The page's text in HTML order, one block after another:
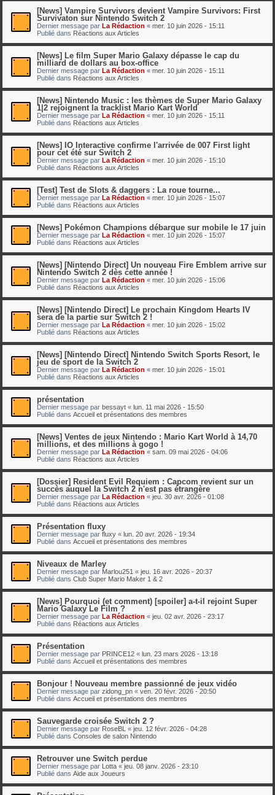
[News] Vampire Survivors devient Vampire Survivors: First
Survivaton sur Nintendo Switch 2
Dernier message par La Rédaction « mer. 10 juin 2026 - 15:11
Publié dans Réactions aux Articles
[News] Le film Super Mario Galaxy dépasse le cap du
milliard de dollars au box-office
Dernier message par La Rédaction « mer. 10 juin 2026 - 15:11
Publié dans Réactions aux Articles
[News] Nintendo Music : les thèmes de Super Mario Galaxy
1|2 rejoignent la tracklist Mario Kart World
Dernier message par La Rédaction « mer. 10 juin 2026 - 15:11
Publié dans Réactions aux Articles
[News] IO Interactive confirme l'arrivée de 007 First light
pour cet été sur Switch 2
Dernier message par La Rédaction « mer. 10 juin 2026 - 15:10
Publié dans Réactions aux Articles
[Test] Test de Slots & daggers : La roue tourne...
Dernier message par La Rédaction « mer. 10 juin 2026 - 15:07
Publié dans Réactions aux Articles
[News] Pokémon Champions débarque sur mobile le 17 juin
Dernier message par La Rédaction « mer. 10 juin 2026 - 15:07
Publié dans Réactions aux Articles
[News] [Nintendo Direct] Un nouveau Fire Emblem arrive sur
Nintendo Switch 2 dès cette année !
Dernier message par La Rédaction « mer. 10 juin 2026 - 15:06
Publié dans Réactions aux Articles
[News] [Nintendo Direct] Le prochain Kingdom Hearts IV
sera de la partie sur Switch 2 !
Dernier message par La Rédaction « mer. 10 juin 2026 - 15:02
Publié dans Réactions aux Articles
[News] [Nintendo Direct] Nintendo Switch Sports Resort, le
jeu de sport de la Switch 2
Dernier message par La Rédaction « mer. 10 juin 2026 - 15:01
Publié dans Réactions aux Articles
présentation
Dernier message par bessayt « lun. 11 mai 2026 - 15:50
Publié dans Accueil et présentations des membres
[News] Ventes de jeux Nintendo : Mario Kart World à 14,70
millions, et des millions à gogo !
Dernier message par La Rédaction « sam. 09 mai 2026 - 04:06
Publié dans Réactions aux Articles
[Dossier] Resident Evil Requiem : Capcom revient sur un
succès auquel la Switch 2 n'est pas étrangère
Dernier message par La Rédaction « jeu. 30 avr. 2026 - 01:08
Publié dans Réactions aux Articles
Présentation fluxy
Dernier message par fluxy « lun. 20 avr. 2026 - 19:34
Publié dans Accueil et présentations des membres
Niveaux de Marley
Dernier message par Marlou251 « jeu. 16 avr. 2026 - 20:37
Publié dans Club Super Mario Maker 1 & 2
[News] Pourquoi (et comment) [spoiler] a-t-il rejoint Super
Mario Galaxy Le Film ?
Dernier message par La Rédaction « jeu. 02 avr. 2026 - 23:17
Publié dans Réactions aux Articles
Présentation
Dernier message par PRINCE12 « lun. 23 mars 2026 - 13:18
Publié dans Accueil et présentations des membres
Bonjour ! Nouveau membre passionné de jeux vidéo
Dernier message par zidong_pn « ven. 20 févr. 2026 - 20:50
Publié dans Accueil et présentations des membres
Sauvegarde croisée Switch 2 ?
Dernier message par RoseBL « jeu. 12 févr. 2026 - 04:28
Publié dans Consoles de salon Nintendo
Retrouver une Switch perdue
Dernier message par Lotta « jeu. 08 janv. 2026 - 23:10
Publié dans Aide aux Joueurs